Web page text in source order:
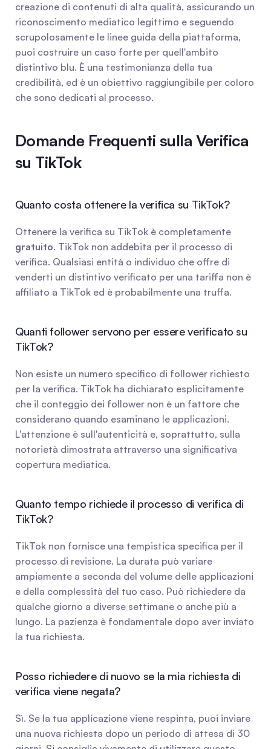
creazione di contenuti di alta qualità, assicurando un
riconoscimento mediatico legittimo e seguendo
scrupolosamente le linee guida della piattaforma,
puoi costruire un caso forte per quell'ambito
distintivo blu. È una testimonianza della tua
credibilità, ed è un obiettivo raggiungibile per coloro
che sono dedicati al processo.
Domande Frequenti sulla Verifica
su TikTok
Quanto costa ottenere la verifica su TikTok?
gratuito. TikTok non addebita per il processo di
verifica. Qualsiasi entità o individuo che offre di
venderti un distintivo verificato per una tariffa non è
affiliato a TikTok ed è probabilmente una truffa.
Quanti follower servono per essere verificato su
TikTok?
Non esiste un numero specifico di follower richiesto
per la verifica. TikTok ha dichiarato esplicitamente
che il conteggio dei follower non è un fattore che
considerano quando esaminano le applicazioni.
L'attenzione è sull'autenticità e, soprattutto, sulla
notorietà dimostrata attraverso una significativa
copertura mediatica.
Quanto tempo richiede il processo di verifica di
TikTok?
TikTok non fornisce una tempistica specifica per il
processo di revisione. La durata può variare
ampiamente a seconda del volume delle applicazioni
e della complessità del tuo caso. Può richiedere da
qualche giorno a diverse settimane o anche più a
lungo. La pazienza è fondamentale dopo aver inviato
la tua richiesta.
Posso richiedere di nuovo se la mia richiesta di
verifica viene negata?
Sì. Se la tua applicazione viene respinta, puoi inviare
una nuova richiesta dopo un periodo di attesa di 30